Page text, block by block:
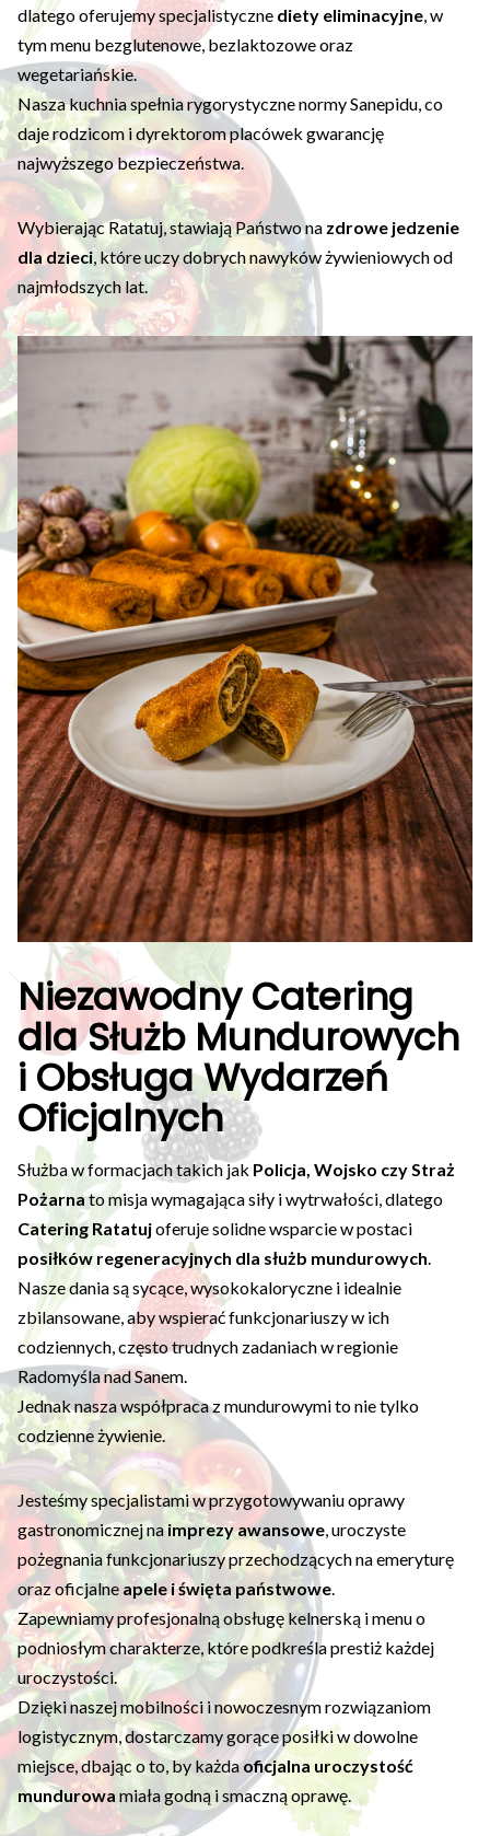
dlatego oferujemy specjalistyczne diety eliminacyjne, w
tym menu bezglutenowe, bezlaktozowe oraz
wegetariańskie.
Nasza kuchnia spełnia rygorystyczne normy Sanepidu, co
daje rodzicom i dyrektorom placówek gwarancję
najwyższego bezpieczeństwa.
Wybierając Ratatuj, stawiają Państwo na zdrowe jedzenie
dla dzieci, które uczy dobrych nawyków żywieniowych od
najmłodszych lat.
Niezawodny Catering
dla Służb Mundurowych
i Obsługa Wydarzeń
Oficjalnych
Służba w formacjach takich jak Policja, Wojsko czy Straż
Pożarnato misja wymagająca siły i wytrwałości, dlatego
Catering Ratatujoferuje solidne wsparcie w postaci
posiłków regeneracyjnych dla służb mundurowych
Nasze dania są sycące, wysokokaloryczne i idealnie
zbilansowane, aby wspierać funkcjonariuszy w ich
codziennych, często trudnych zadaniach w regionie
Radomyśla nad Sanem.
Jednak nasza współpraca z mundurowymi to nie tylko
codzienne żywienie.
Jesteśmy specjalistami w przygotowywaniu oprawy
gastronomicznej na imprezy awansowe , uroczyste
pożegnania funkcjonariuszy przechodzących na emeryturę
oraz oficjalne apele i święta państwowe
Zapewniamy profesjonalną obsługę kelnerską i menu o
podniosłym charakterze, które podkreśla prestiż każdej
uroczystości.
Dzięki naszej mobilności i nowoczesnym rozwiązaniom
logistycznym, dostarczamy gorące posiłki w dowolne
miejsce, dbając o to, by każdaoficjalna uroczystość
mundurowa miała godną i smaczną oprawę.